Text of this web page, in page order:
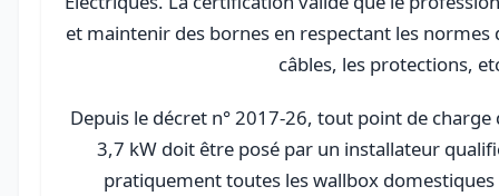
et maintenir des bornes en respectant les normes
câbles, les protections,
Depuis le décret n° 2017‑26, tout point de
3,7 kW doit être posé par un installateur
pratiquement toutes les wallbox domestiques